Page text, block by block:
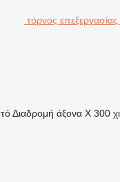
τόρνος
Διαδρομή άξονα X 300